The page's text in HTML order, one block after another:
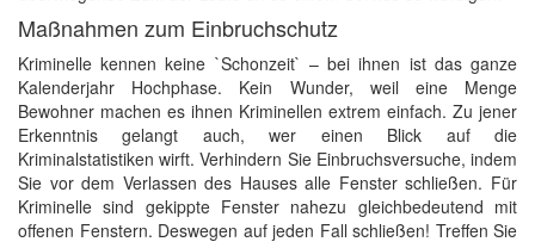
Maßnahmen zum Einbruchschutz
Kriminelle kennen keine `Schonzeit` – bei ihnen ist das ganze
Kalenderjahr Hochphase. Kein Wunder, weil eine Menge
Bewohner machen es ihnen Kriminellen extrem einfach. Zu jener
Erkenntnis gelangt auch, wer einen Blick auf die
Kriminalstatistiken wirft. Verhindern Sie Einbruchsversuche, indem
Sie vor dem Verlassen des Hauses alle Fenster schließen. Für
Kriminelle sind gekippte Fenster nahezu gleichbedeutend mit
offenen Fenstern. Deswegen auf jeden Fall schließen! Treffen Sie